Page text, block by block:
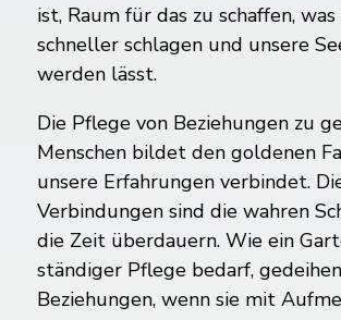
ist, Raum für das zu schaffen,
schneller schlagen und unsere
werden lässt.
Die Pflege von Beziehungen zu
Menschen bildet den goldenen
unsere Erfahrungen verbindet.
Verbindungen sind die wahren
die Zeit überdauern. Wie ein
ständiger Pflege bedarf,
Beziehungen, wenn sie mit